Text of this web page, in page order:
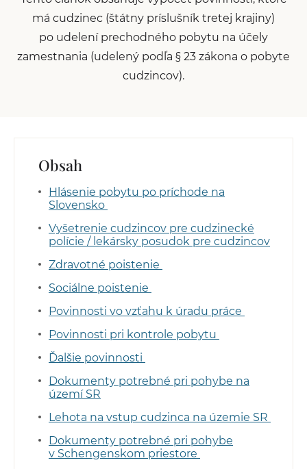
má cudzinec (štátny príslušník tretej krajiny)
po udelení prechodného pobytu na účely
zamestnania (udelený podľa § 23 zákona o pobyte
cudzincov).
Obsah
Hlásenie pobytu po príchode na
Slovensko
Vyšetrenie cudzincov pre cudzinecké
polície / lekársky posudok pre cudzincov
Zdravotné poistenie
Sociálne poistenie
Povinnosti vo vzťahu k úradu práce
Povinnosti pri kontrole pobytu
Ďalšie povinnosti
Dokumenty potrebné pri pohybe na
území SR
Lehota na vstup cudzinca na územie SR
Dokumenty potrebné pri pohybe
v Schengenskom priestore